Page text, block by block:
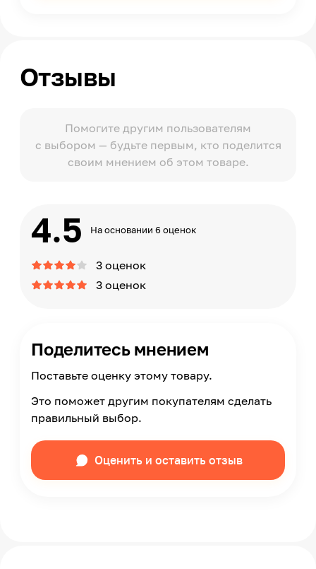
Отзывы
Помогите другим пользователям
с выбором — будьте первым, кто поделится
своим мнением об этом товаре.
4.5 На основании 6 оценок
3 оценок
3 оценок
Поделитесь мнением
Поставьте оценку этому товару.
Это поможет другим покупателям сделать
правильный выбор.
Оценить и оставить отзыв